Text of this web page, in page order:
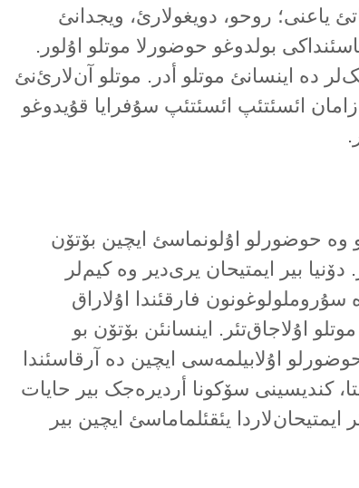
یاعنی؛ روحو، دویغولارئ، ویجدانئ
بولدوغو حوضورلا موتلو اۇلور.
دە اینسانئ موتلو أدر. موتلو آن‌لارئ‌نئ
ائسئتئپ ائسئتئپ سۇفرایا قۇیدوغو
وە حوضورلو اۇلونماسئ ایچین بۆتۆن
بیر ایمتیحان یری‌دیر وە کیم‌لر
سۇروملولوغونون فارقئندا اۇلاراق
اۇلاجاق‌تئر. اینسانئن بۆتۆن بو
اۇلابیلمەسی ایچین دە آرقاسئندا
کندیسینی سۆکونا أردیرەجک بیر حایات
ایمتیحان‌لاردا یئقئلماماسئ ایچین بیر